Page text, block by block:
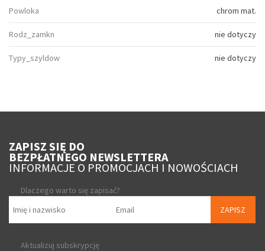
Powloka chrom mat.
Rodz_zamkn nie dotyczy
Typy_szyldow nie dotyczy
ZAPISZ SIĘ DO
BEZPŁATNEGO NEWSLETTERA
INFORMACJE O PROMOCJACH I NOWOŚCIACH
Dlaczego warto się zapisać?
ZAPISZ
Aktualizuj subskrypcję